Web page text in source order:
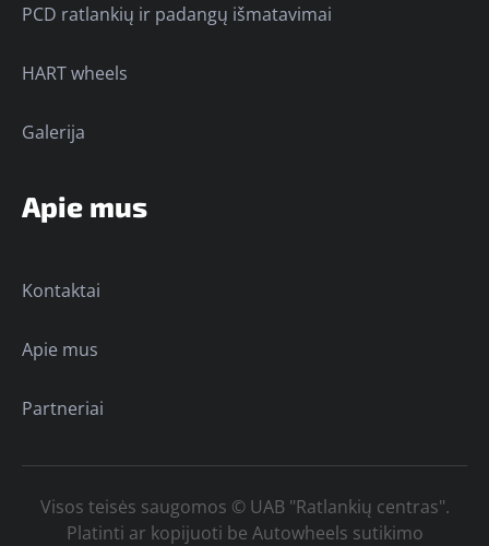
PCD ratlankių ir padangų išmatavimai
HART wheels
Galerija
Apie mus
Kontaktai
Apie mus
Partneriai
Visos teisės saugomos © UAB "Ratlankių centras".
Platinti ar kopijuoti be Autowheels sutikimo